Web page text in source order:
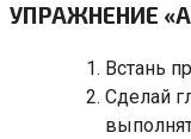
УПРАЖНЕНИЕ
Встань
Сделай